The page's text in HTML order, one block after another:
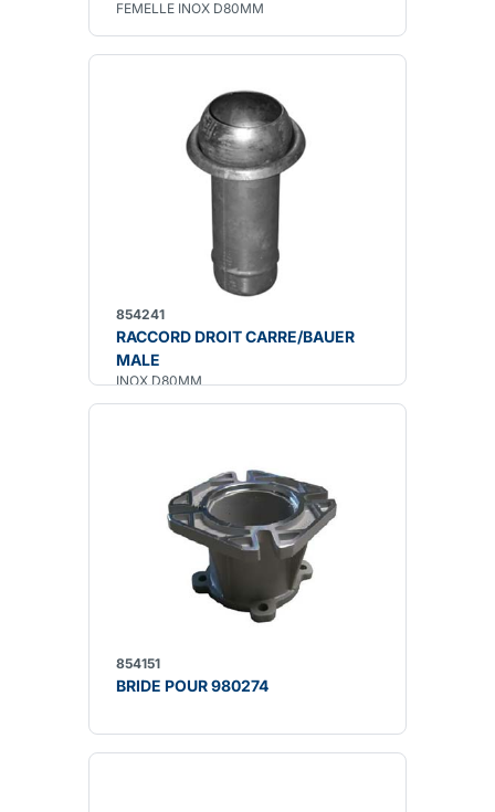
FEMELLE INOX D80MM
854241
RACCORD DROIT CARRE/BAUER
MALE
INOX D80MM
854151
BRIDE POUR 980274